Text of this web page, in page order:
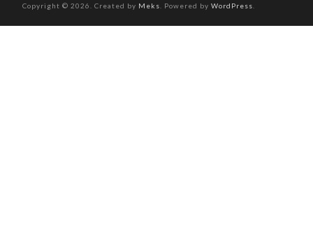
Copyright © 2026. Created by Meks . Powered by WordPress